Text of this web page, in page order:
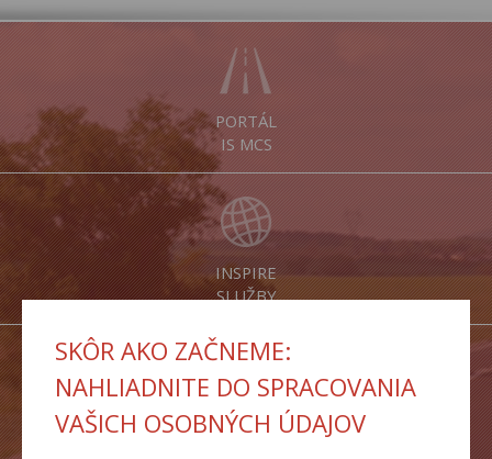
SKÔR AKO ZAČNEME:
NAHLIADNITE DO SPRACOVANIA
VAŠICH OSOBNÝCH ÚDAJOV
PORTÁL
IS MCS
INSPIRE
SLUŽBY
DOPRAVNÉ